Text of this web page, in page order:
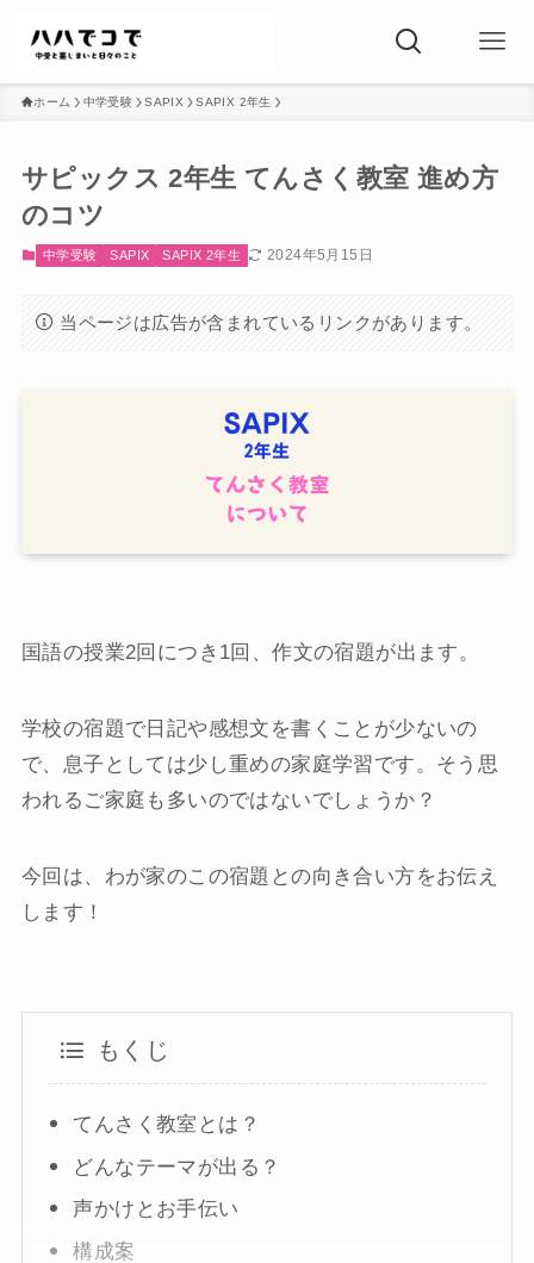
ホーム 中学受験 SAPIX SAPIX 2年生
サピックス 2年生 てんさく教室 進め方
のコツ
中学受験 SAPIX SAPIX 2年生 2024年5月15日
当ページは広告が含まれているリンクがあります。
国語の授業2回につき1回、作文の宿題が出ます。
学校の宿題で日記や感想文を書くことが少ないの
で、息子としては少し重めの家庭学習です。そう思
われるご家庭も多いのではないでしょうか？
今回は、わが家のこの宿題との向き合い方をお伝え
します！
もくじ
てんさく教室とは？
どんなテーマが出る？
声かけとお手伝い
構成案